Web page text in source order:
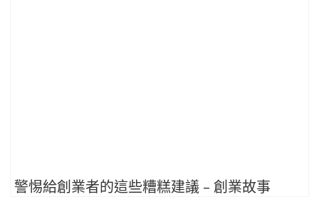
警惕給創業者的這些糟糕建議 – 創業故事